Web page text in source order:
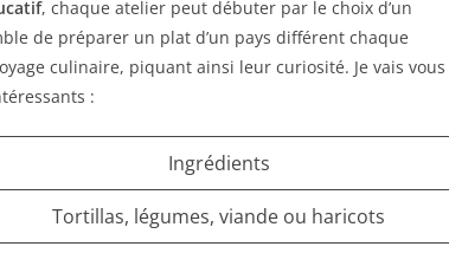
, chaque atelier peut débuter par le choix d’un
de préparer un plat d’un pays différent chaque
culinaire, piquant ainsi leur curiosité. Je vais vous
:
Ingrédients
Tortillas, légumes, viande ou haricots